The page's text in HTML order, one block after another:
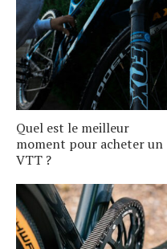
Quel est le meilleur
moment pour acheter un
VTT ?